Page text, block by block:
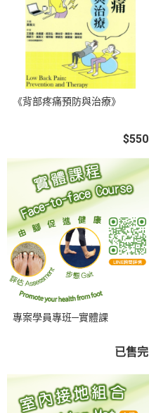
《背部疼痛預防與治療》
$550
專案學員專班─實體課
已售完